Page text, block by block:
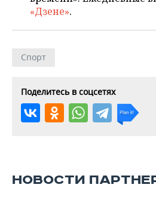
«Дзене».
Спорт
Поделитесь в соцсетях
НОВОСТИ